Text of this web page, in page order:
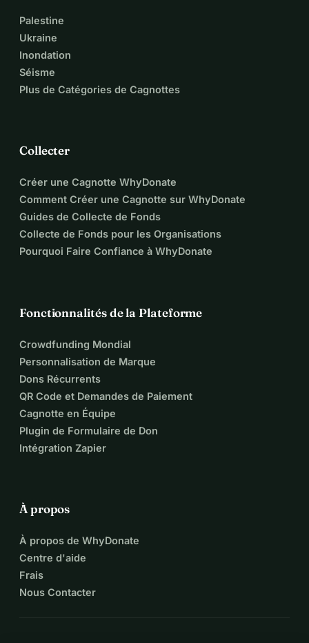
Palestine
Ukraine
Inondation
Séisme
Plus de Catégories de Cagnottes
Collecter
Créer une Cagnotte WhyDonate
Comment Créer une Cagnotte sur WhyDonate
Guides de Collecte de Fonds
Collecte de Fonds pour les Organisations
Pourquoi Faire Confiance à WhyDonate
Fonctionnalités de la Plateforme
Crowdfunding Mondial
Personnalisation de Marque
Dons Récurrents
QR Code et Demandes de Paiement
Cagnotte en Équipe
Plugin de Formulaire de Don
Intégration Zapier
À propos
À propos de WhyDonate
Centre d'aide
Frais
Nous Contacter